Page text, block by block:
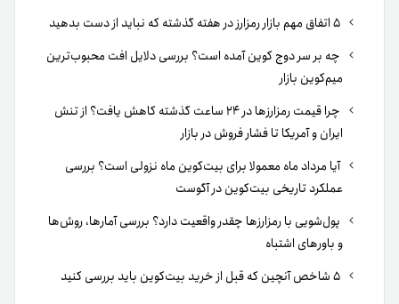
چه بر سر دوج کوین آمده است؟ بررسی دلایل افت محبوب‌ترین
میم‌کوین بازار
چرا قیمت رمزارزها در ۲۴ ساعت گذشته کاهش یافت؟ از تنش
ایران و آمریکا تا فشار فروش در بازار
آیا مرداد ماه معمولا برای بیت‌کوین ماه نزولی است؟ بررسی
عملکرد تاریخی بیت‌کوین در آگوست
پول‌شویی با رمزارزها چقدر واقعیت دارد؟ بررسی آمارها، روش‌ها
و باورهای اشتباه